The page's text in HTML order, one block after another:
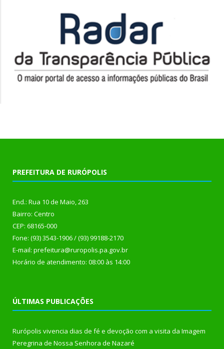
PREFEITURA DE RURÓPOLIS
End.: Rua 10 de Maio, 263
Bairro: Centro
CEP: 68165-000
Fone: (93) 3543-1906 / (93) 99188-2170
E-mail: prefeitura@ruropolis.pa.gov.br
Horário de atendimento: 08:00 às 14:00
ÚLTIMAS PUBLICAÇÕES
Rurópolis vivencia dias de fé e devoção com a visita da Imagem
Peregrina de Nossa Senhora de Nazaré